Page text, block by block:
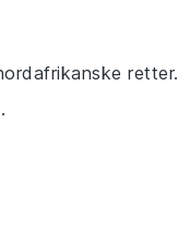
retter.